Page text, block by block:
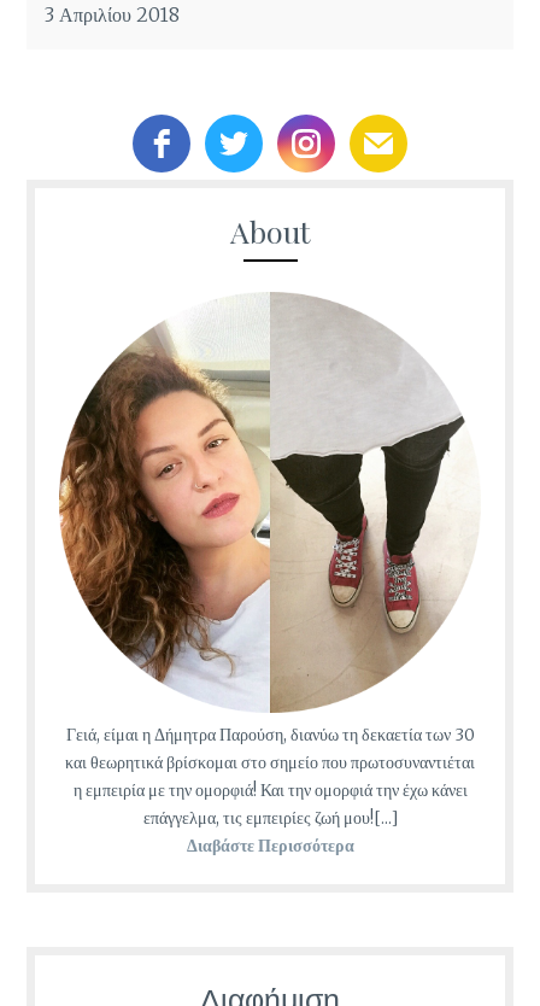
3 Απριλίου 2018
About
Γειά, είμαι η Δήμητρα Παρούση, διανύω τη δεκαετία των 30
και θεωρητικά βρίσκομαι στο σημείο που πρωτοσυναντιέται
η εμπειρία με την ομορφιά! Και την ομορφιά την έχω κάνει
επάγγελμα, τις εμπειρίες ζωή μου![...]
Διαβάστε Περισσότερα